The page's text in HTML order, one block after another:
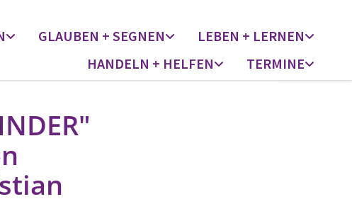
GLAUBEN + SEGNEN
LEBEN + LERNEN
HANDELN + HELFEN
TERMINE